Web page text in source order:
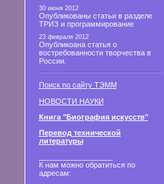
30 июня 2012
Опубликованы статьи в разделе
ТРИЗ и программирование
23 февраля 2012
Опубликоана статья о
востребованности творчества в
России.
Поиск по сайту ТЭММ
НОВОСТИ НАУКИ
Книга "Биография искусств"
Перевод технической
литературы
К нам можно обратиться по
адресам: